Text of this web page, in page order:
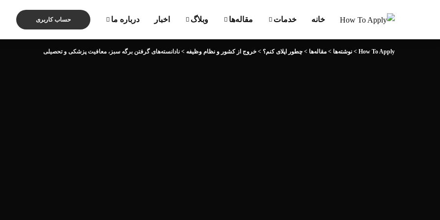
خانه خدمات مقاله‌ها وبلاگ اخبار درباره ما حساب کاربری
How To Apply
> نوشته‌ها > مقاله‌ها > چطور اپلای کنم؟ > خروج از کشور و نظام وظیفه > نادانسته‌های گرفتن برگه سبز، معافیت پزشکی و تحصیلی